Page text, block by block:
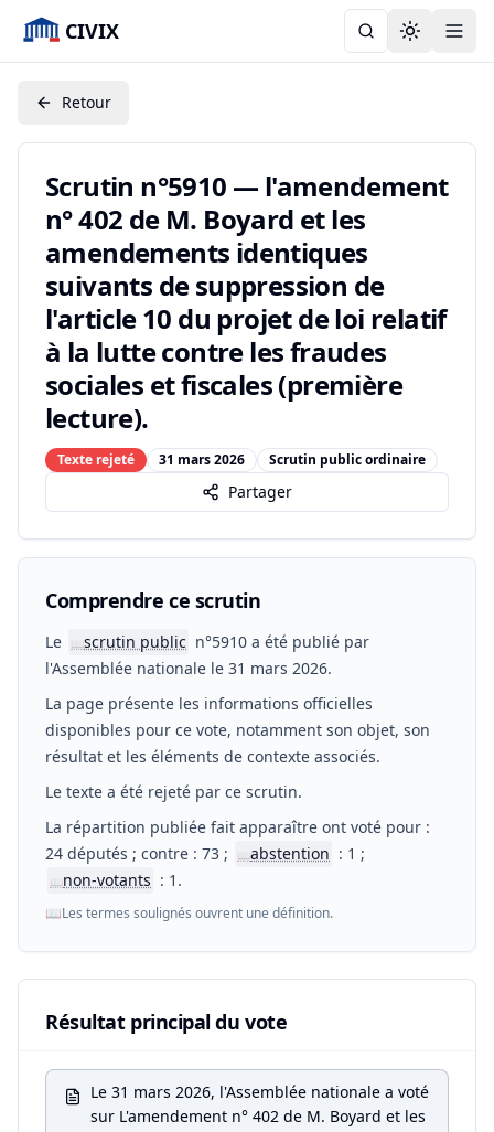
CIVIX Toggle
Retour
Scrutin n°5910 — l'amendement
n° 402 de M. Boyard et les
amendements identiques
suivants de suppression de
l'article 10 du projet de loi relatif
à la lutte contre les fraudes
sociales et fiscales (première
lecture).
Texte rejeté 31 mars 2026 Scrutin public ordinaire
Partager
Comprendre ce scrutin
Le 📖scrutin public n°5910 a été publié par
l'Assemblée nationale le 31 mars 2026.
La page présente les informations officielles
disponibles pour ce vote, notamment son objet, son
résultat et les éléments de contexte associés.
Le texte a été rejeté par ce scrutin.
La répartition publiée fait apparaître ont voté pour :
24 députés ; contre : 73 ;
📖abstention : 1 ;
📖non-votants : 1.
📖Les termes soulignés ouvrent une définition.
Résultat principal du vote
Le 31 mars 2026, l'Assemblée nationale a voté
sur L'amendement n° 402 de M. Boyard et les